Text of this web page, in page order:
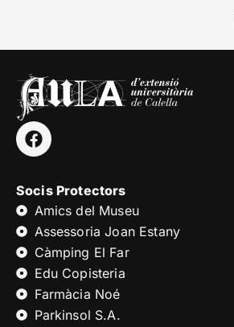
Socis Protectors
Amics del Museu
Assessoria Joan Estany
Càmping El Far
Edu Copisteria
Farmàcia Noé
Parkinsol S.A.